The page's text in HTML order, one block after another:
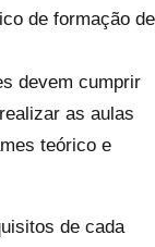
de formação de
devem cumprir
as aulas
teórico e
de cada